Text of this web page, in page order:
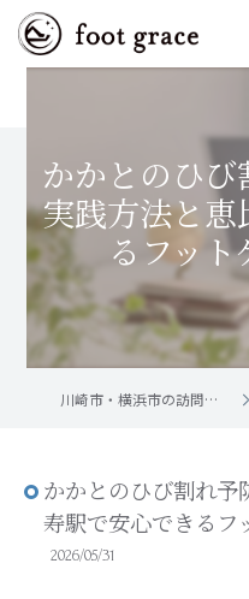
かかとのひび
実践方法と恵
るフッ
川崎市・横浜市の訪問フットケア｜足と爪のお手入れ屋さん foot grace
かかとのひび割れ予
寿駅で安心できるフ
2026/05/31